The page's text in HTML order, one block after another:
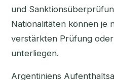
und
Nationalitäten können je
verstärkten Prüfung
unterliegen.
Argentiniens